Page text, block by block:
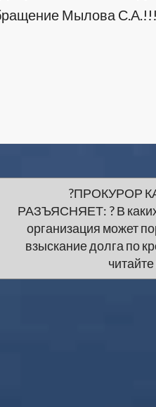
Мылова С.А.!!!
?ПРОКУРОР
РАЗЪЯСНЯЕТ: ? В
организация может
взыскание долга по